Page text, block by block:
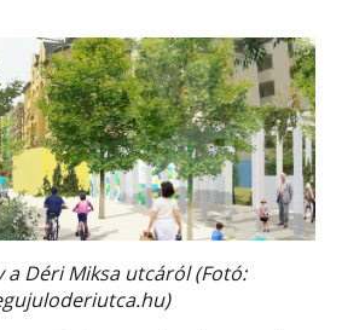
a Déri Miksa utcáról (Fotó: